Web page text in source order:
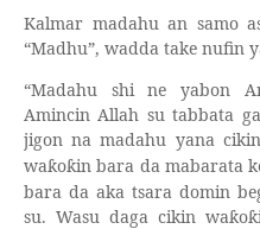
Kalmar madahu an samo
“Madhu”, wadda take nufin
“Madahu shi ne yabon
Amincin Allah su tabbata
jigon na madahu yana
waƙoƙin bara da mabarata
bara da aka tsara domin
su. Wasu daga cikin waƙoƙ